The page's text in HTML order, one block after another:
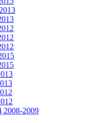
2008-2009